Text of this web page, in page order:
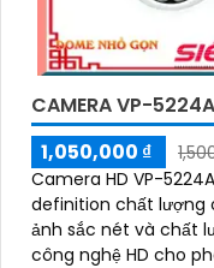
CAMERA VP-
1,050,000 ₫
Camera HD VP-
definition chất lượng
ảnh sắc nét và chất lượng tốt.
công nghệ HD cho